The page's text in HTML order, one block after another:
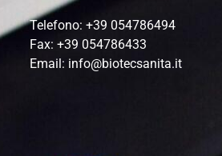
Telefono: +39 054786494
Fax: +39 054786433
Email: info@biotecsanita.it